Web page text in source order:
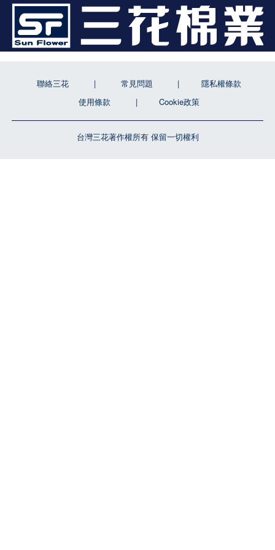
台灣三花著作權所有 保留一切權利
聯絡三花 常見問題
隱私權條款
使用條款
Cookie政策